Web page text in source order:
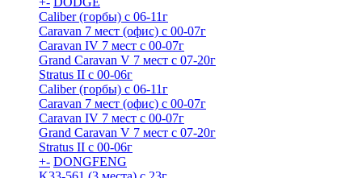
Caliber (горбы) с 06-11г
Caravan 7 мест (офис) с 00-07г
Caravan IV 7 мест с 00-07г
Grand Caravan V 7 мест с 07-20г
Stratus II с 00-06г
Caliber (горбы) с 06-11г
Caravan 7 мест (офис) с 00-07г
Caravan IV 7 мест с 00-07г
Grand Caravan V 7 мест с 07-20г
Stratus II с 00-06г
+- DONGFENG